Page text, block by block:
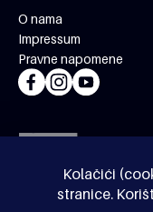
Kolačići
stranice.
O nama
Impressum
Pravne napomene